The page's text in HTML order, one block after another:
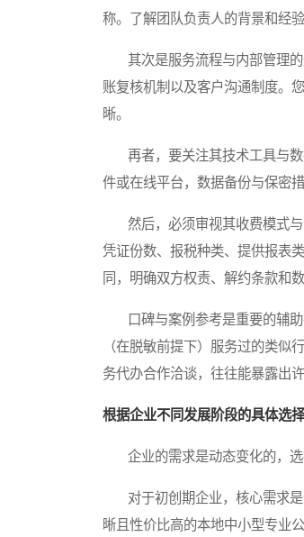
称。了解团队负责人的背景和经验
其次是服务流程与内部管理的
账复核机制以及客户沟通制度。
晰。
再者，要关注其技术工具与数
件或在线平台，数据备份与保密
然后，必须审视其收费模式与
凭证份数、报税种类、提供报表
同，明确双方权责、解约条款和数
口碑与案例参考是重要的辅助
（在脱敏前提下）服务过的类似
务代办合作洽谈，往往能暴露出许
根据企业不同发展阶段的具体选
企业的需求是动态变化的，选
对于初创期企业，核心需求是
晰且性价比高的本地中小型专业